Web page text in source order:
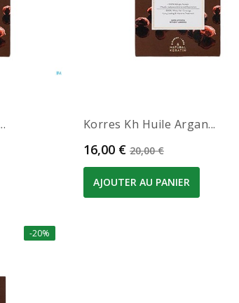
Korres Kh Huile Argan...
Prix
16,00 € Prix de base
20,00 €
AJOUTER AU PANIER
-20%